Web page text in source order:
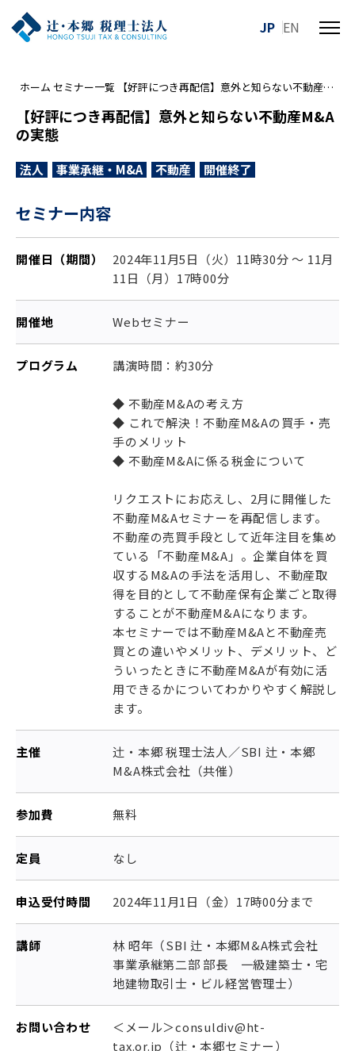
JP EN
メ
ー
を
ホーム セミナー一覧 【好評につき再配信】意外と知らない不動産M&Aの実態
【好評につき再配信】意外と知らない不動産M&A
の実態
法人 事業承継・M&A 不動産 開催終了
セミナー内容
開催日（期間）
2024年11月5日（火）11時30分 ～ 11月
11日（月）17時00分
開催地 Webセミナー
プログラム 講演時間：約30分
◆ 不動産M&Aの考え方
◆ これで解決！不動産M&Aの買手・売
手のメリット
◆ 不動産M&Aに係る税金について
リクエストにお応えし、2月に開催した
不動産M&Aセミナーを再配信します。
不動産の売買手段として近年注目を集め
ている「不動産M&A」。企業自体を買
収するM&Aの手法を活用し、不動産取
得を目的として不動産保有企業ごと取得
することが不動産M&Aになります。
本セミナーでは不動産M&Aと不動産売
買との違いやメリット、デメリット、ど
ういったときに不動産M&Aが有効に活
用できるかについてわかりやすく解説し
ます。
主催
辻󠄀・本郷 税理士法人／SBI 辻・本郷
M&A株式会社（共催）
参加費 無料
定員 なし
申込受付時間 2024年11月1日（金）17時00分まで
講師
林 昭年（SBI 辻・本郷M&A株式会社
事業承継第二部 部長 一級建築士・宅
地建物取引士・ビル経営管理士）
お問い合わせ
＜メール＞consuldiv@ht-
tax.or.jp（辻・本郷セミナー）